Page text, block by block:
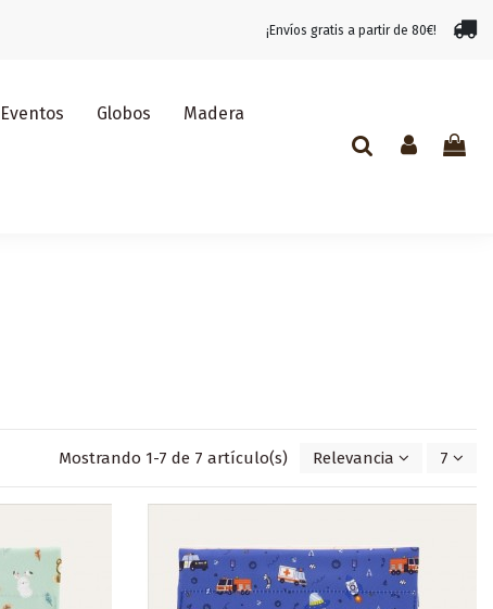
¡Envíos gratis a partir de 80€!
Eventos Globos Madera
Mostrando 1-7 de 7 artículo(s) Relevancia 7